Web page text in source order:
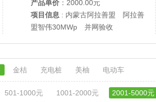
产品单价 ：2000.00元
项目信息 : 内蒙古阿拉善盟 阿拉善
盟智伟30MWp 并网验收
金桔 充电桩 美柚 电动车
501-1000元 1001-2000元 2001-5000元